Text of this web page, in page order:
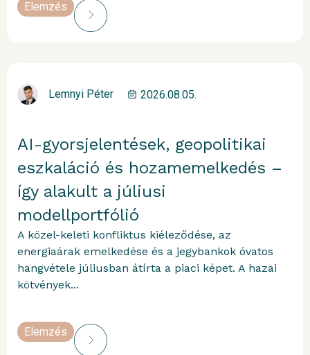
Elemzés
Lemnyi Péter 2026.08.05.
AI-gyorsjelentések, geopolitikai
eszkaláció és hozamemelkedés –
így alakult a júliusi
modellportfólió
A közel-keleti konfliktus kiéleződése, az
energiaárak emelkedése és a jegybankok óvatos
hangvétele júliusban átírta a piaci képet. A hazai
kötvények...
Elemzés